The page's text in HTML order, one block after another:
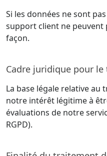
Si les données ne sont
support client ne peuvent
façon.
Cadre juridique pour
La base légale relative au
notre intérêt légitime à
évaluations de notre
RGPD).